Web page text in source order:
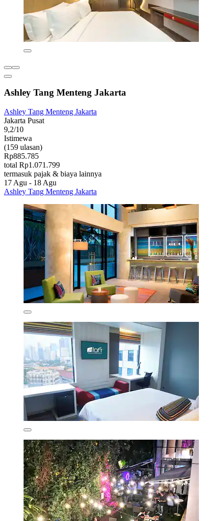
Ashley Tang Menteng Jakarta
Ashley Tang Menteng Jakarta
Jakarta Pusat
9,2/10
Istimewa
(159 ulasan)
Rp885.785
total Rp1.071.799
termasuk pajak & biaya lainnya
17 Agu - 18 Agu
Ashley Tang Menteng Jakarta